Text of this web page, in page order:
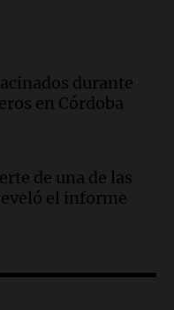
Bulaya con
familia
estudiante para
para la gran
durante
en Córdoba
de una de las
el informe